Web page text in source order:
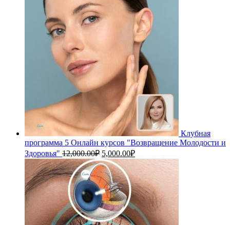
Клубная
программа 5 Онлайн курсов "Возвращение Молодости и
Здоровья" 12,000.00₽ Первоначальная
цена
составляла
12,000.00₽.
5,000.00₽Текущая
цена: